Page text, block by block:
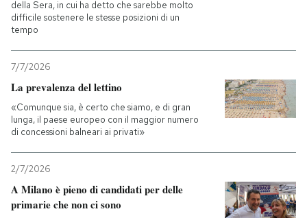
della Sera, in cui ha detto che sarebbe molto
difficile sostenere le stesse posizioni di un
tempo
7/7/2026
La prevalenza del lettino
«Comunque sia, è certo che siamo, e di gran
lunga, il paese europeo con il maggior numero
di concessioni balneari ai privati»
2/7/2026
A Milano è pieno di candidati per delle
primarie che non ci sono